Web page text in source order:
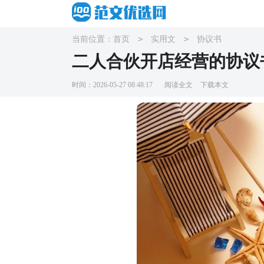
当前位置： 首页 > 实用文 > 协议书
二人合伙开店经营的协议
时间：2026-05-27 08:48:17 阅读全文 下载本文